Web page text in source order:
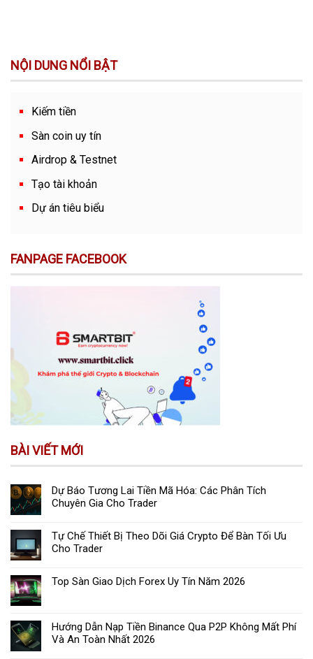
NỘI DUNG NỔI BẬT
Kiếm tiền
Sàn coin uy tín
Airdrop & Testnet
Tạo tài khoản
Dự án tiêu biểu
FANPAGE FACEBOOK
BÀI VIẾT MỚI
Dự Báo Tương Lai Tiền Mã Hóa: Các Phân Tích
Chuyên Gia Cho Trader
Tự Chế Thiết Bị Theo Dõi Giá Crypto Để Bàn Tối Ưu
Cho Trader
Top Sàn Giao Dịch Forex Uy Tín Năm 2026
Hướng Dẫn Nạp Tiền Binance Qua P2P Không Mất Phí
Và An Toàn Nhất 2026